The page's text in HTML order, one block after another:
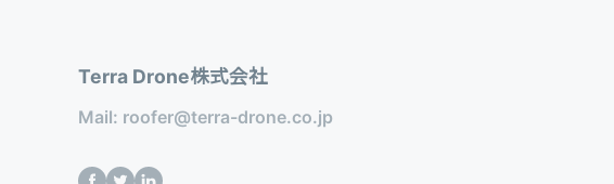
Terra Drone株式会社
Mail: roofer@terra-drone.co.jp